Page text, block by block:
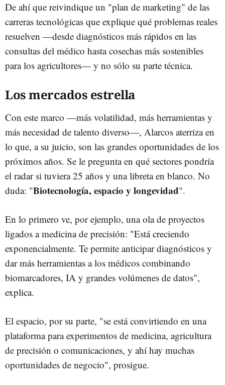
De ahí que reivindique un "plan de marketing" de las
carreras tecnológicas que explique qué problemas reales
resuelven —desde diagnósticos más rápidos en las
consultas del médico hasta cosechas más sostenibles
para los agricultores— y no sólo su parte técnica.
Los mercados estrella
Con este marco —más volatilidad, más herramientas y
más necesidad de talento diverso—, Alarcos aterriza en
lo que, a su juicio, son las grandes oportunidades de los
próximos años. Se le pregunta en qué sectores pondría
el radar si tuviera 25 años y una libreta en blanco. No
duda: "Biotecnología, espacio y longevidad".
En lo primero ve, por ejemplo, una ola de proyectos
ligados a medicina de precisión: "Está creciendo
exponencialmente. Te permite anticipar diagnósticos y
dar más herramientas a los médicos combinando
biomarcadores, IA y grandes volúmenes de datos",
explica.
El espacio, por su parte, "se está convirtiendo en una
plataforma para experimentos de medicina, agricultura
de precisión o comunicaciones, y ahí hay muchas
oportunidades de negocio", prosigue.